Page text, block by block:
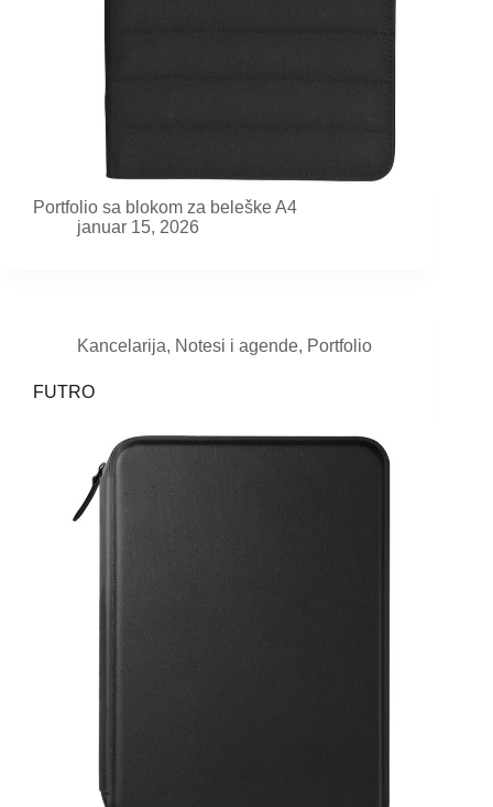
Portfolio sa blokom za beleške A4
januar 15, 2026
Kancelarija, Notesi i agende, Portfolio
FUTRO